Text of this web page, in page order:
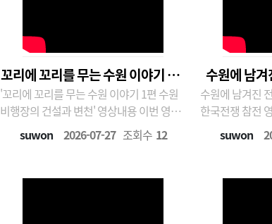
꼬리에 꼬리를 무는 수원 이야기 1편
수원비행장의 건설과 변천
'꼬리에 꼬리를 무는 수원 이야기 1편 수원
비행장의 건설과 변천' 영상내용 이번 영상
에서는 일제강점기 말기 아픈 역사의 흔적
이자,오늘날 수원비행장이 시작된 배경을
은 어떻게 군사 기지로 변하게 되었을까요?
suwon 2026-07-27 조회수 12
수원에 남
키예군
수원에 남겨진
한국전쟁 참전 영상내용 한국전쟁 당시 대
한민국을 위해 참
나라'라는 말은
사진전 '튀르키
suwon